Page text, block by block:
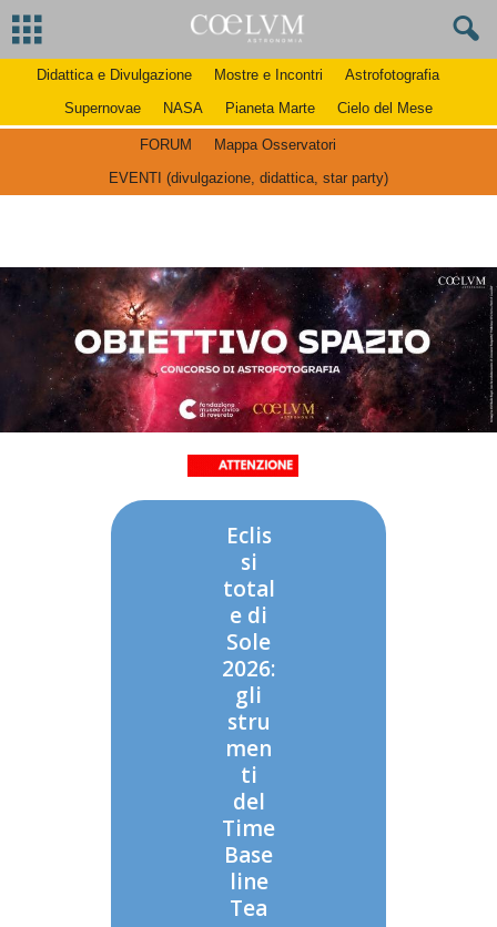
Didattica e Divulgazione Mostre e Incontri
Astrofotografia
Supernovae
NASA Pianeta Marte Cielo del Mese
FORUM
Mappa Osservatori
EVENTI (divulgazione, didattica, star party)
Eclis
si
total
e di
Sole
2026:
gli
stru
men
ti
del
Time
Base
line
Tea